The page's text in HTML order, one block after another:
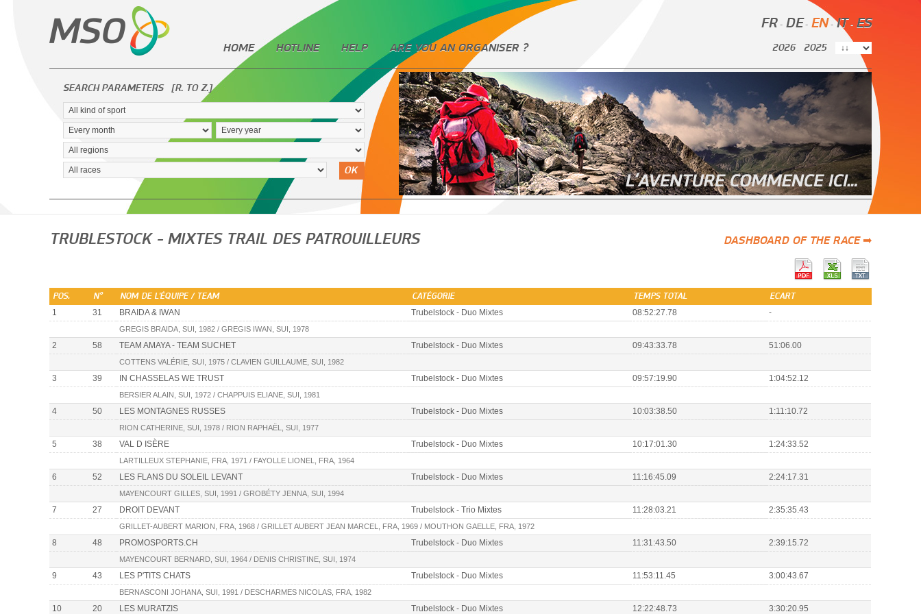
FR- DE- EN- IT - ES
HOME HOTLINE HELP ARE YOU AN ORGANISER ? 2026 2025
SEARCH PARAMETERS [R. TO Z.]
OK
DASHBOARD OF THE RACE ➡
TRUBLESTOCK - MIXTES TRAIL DES PATROUILLEURS
POS. N° NOM DE L'ÉQUIPE / TEAM CATÉGORIE TEMPS TOTAL ECART
1 31 BRAIDA & IWAN Trubelstock - Duo Mixtes 08:52:27.78 -
GREGIS BRAIDA, SUI, 1982 / GREGIS IWAN, SUI, 1978
2 58 TEAM AMAYA - TEAM SUCHET Trubelstock - Duo Mixtes 09:43:33.78 51:06.00
COTTENS VALÉRIE, SUI, 1975 / CLAVIEN GUILLAUME, SUI, 1982
3 39 IN CHASSELAS WE TRUST Trubelstock - Duo Mixtes 09:57:19.90 1:04:52.12
BERSIER ALAIN, SUI, 1972 / CHAPPUIS ELIANE, SUI, 1981
4 50 LES MONTAGNES RUSSES Trubelstock - Duo Mixtes 10:03:38.50 1:11:10.72
RION CATHERINE, SUI, 1978 / RION RAPHAËL, SUI, 1977
5 38 VAL D ISÈRE Trubelstock - Duo Mixtes 10:17:01.30 1:24:33.52
LARTILLEUX STEPHANIE, FRA, 1971 / FAYOLLE LIONEL, FRA, 1964
6 52 LES FLANS DU SOLEIL LEVANT Trubelstock - Duo Mixtes 11:16:45.09 2:24:17.31
MAYENCOURT GILLES, SUI, 1991 / GROBÉTY JENNA, SUI, 1994
7 27 DROIT DEVANT Trubelstock - Trio Mixtes 11:28:03.21 2:35:35.43
GRILLET-AUBERT MARION, FRA, 1968 / GRILLET AUBERT JEAN MARCEL, FRA, 1969 / MOUTHON GAELLE, FRA, 1972
8 48 PROMOSPORTS.CH Trubelstock - Duo Mixtes 11:31:43.50 2:39:15.72
MAYENCOURT BERNARD, SUI, 1964 / DENIS CHRISTINE, SUI, 1974
9 43 LES P'TITS CHATS Trubelstock - Duo Mixtes 11:53:11.45 3:00:43.67
BERNASCONI JOHANA, SUI, 1991 / DESCHARMES NICOLAS, FRA, 1982
10 20 LES MURATZIS Trubelstock - Duo Mixtes 12:22:48.73 3:30:20.95